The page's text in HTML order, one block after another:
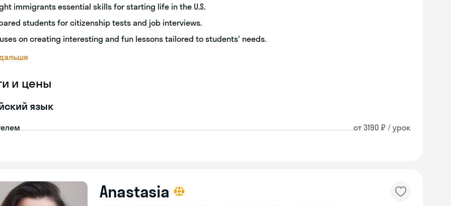
immigrants essential skills for starting life in the U.S.
students for citizenship tests and job interviews.
on creating interesting and fun lessons tailored to students' needs.
и цены
язык
от 3190 ₽ / урок
Anastasia